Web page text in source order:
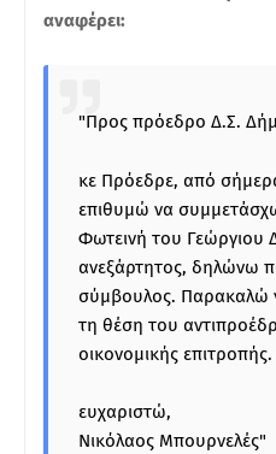
αναφέρει:
"Προς πρόεδρο Δ.Σ.
κε Πρόεδρε, από
επιθυμώ να
Φωτεινή του
ανεξάρτητος, δηλώνω
σύμβουλος. Παρακαλώ
τη θέση του
οικονομικής επιτροπής.
ευχαριστώ,
Νικόλαος Μπουρνελές"